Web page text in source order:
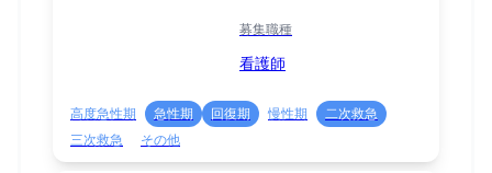
募集職種
看護師
高度急性期 急性期 回復期 慢性期
二次救急
三次救急
その他